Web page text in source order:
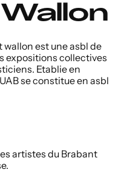
wallon est une asbl de
expositions collectives
Etablie en
se constitue en asbl
artistes du Brabant